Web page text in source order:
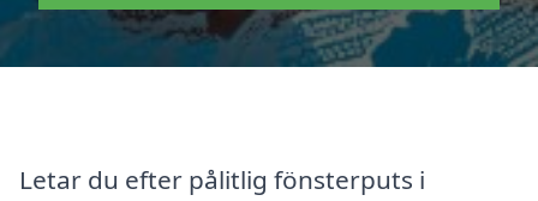
Letar du efter pålitlig fönsterputs i